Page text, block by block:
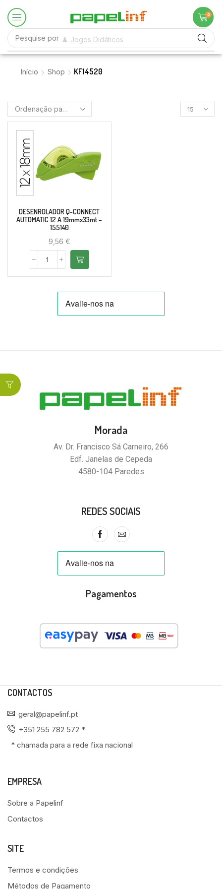
Pesquise por ♟️ Jogos Didáticos
0
Início Shop KF14520
DESENROLADOR Q-CONNECT
AUTOMATIC 12 A 19mmx33mt –
155140
9,56 €
Morada
Av. Dr. Francisco Sá Carneiro, 266
Edf. Janelas de Cepeda
4580-104 Paredes
REDES SOCIAIS
Pagamentos
CONTACTOS
geral@papelinf.pt
+351 255 782 572 *
* chamada para a rede fixa nacional
EMPRESA
Sobre a Papelinf
Contactos
SITE
Termos e condições
Métodos de Pagamento